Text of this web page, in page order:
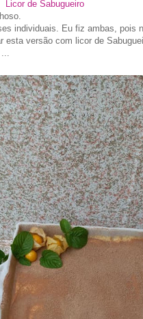
Licor de Sabugueiro
individuais. Eu fiz ambas, pois
esta versão com licor de